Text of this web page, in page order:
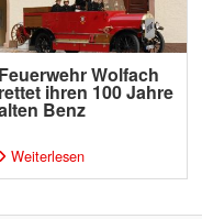
Feuerwehr Wolfach
rettet ihren 100 Jahre
Benz
Weiterlesen